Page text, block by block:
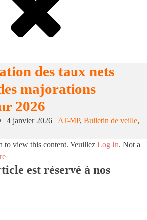
des taux nets
majorations
2026
| 4 janvier 2026 | AT-MP, Bulletin de veille,
to view this content. Veuillez Log In. Not a
est réservé à nos